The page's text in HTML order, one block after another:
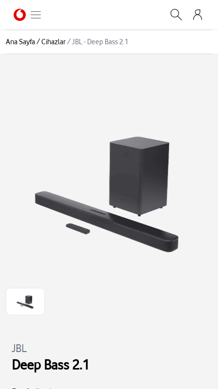
Ana Sayfa/Cihazlar/JBL - Deep Bass 2.1
JBL
Deep Bass 2.1